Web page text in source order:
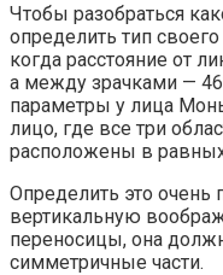
Чтобы разобраться
определить тип
когда расстояние от
а между зрачками —
параметры у лица
лицо, где все три
расположены в
Определить это очень
вертикальную
переносицы, она
симметричные части.